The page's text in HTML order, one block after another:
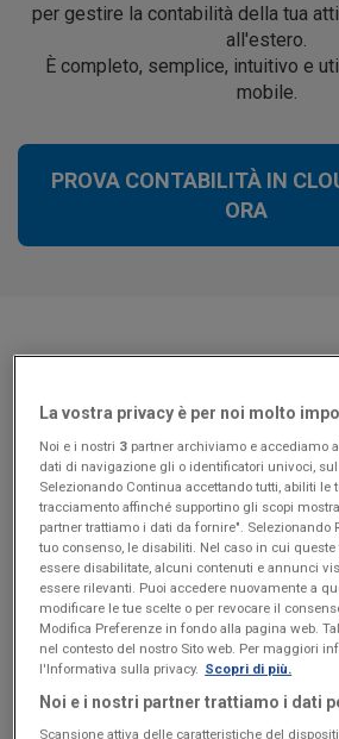
per gestire la contabilità della tua
all'estero.
È completo, semplice, intuitivo e
mobile.
PROVA CONTABILITÀ IN
ORA
Che differenza c'è
Cloud e Contabilità
La vostra privacy è per noi molto
Noi e i nostri 3 partner archiviamo e accediamo
dati di navigazione gli o identificatori univoci,
Selezionando Continua accettando tutti, abiliti le
tracciamento affinché supportino gli scopi
partner trattiamo i dati da fornire". Selezionando
tuo consenso, le disabiliti. Nel caso in cui
essere disabilitate, alcuni contenuti e annunci
essere rilevanti. Puoi accedere nuovamente a
modificare le tue scelte o per revocare il
Modifica Preferenze in fondo alla pagina web.
nel contesto del nostro Sito web. Per maggiori
l'Informativa sulla privacy. Scopri di più.
Noi e i nostri partner trattiamo i dati
Scansione attiva delle caratteristiche del